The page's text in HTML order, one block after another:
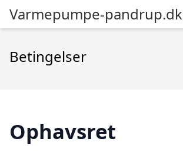
Varmepumpe-pandrup.dk
Betingelser
Ophavsret